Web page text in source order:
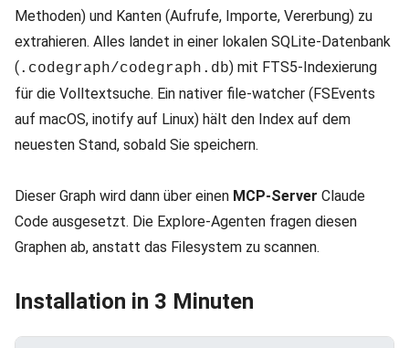
Methoden) und Kanten (Aufrufe, Importe, Vererbung) zu
extrahieren. Alles landet in einer lokalen SQLite-Datenbank
(.codegraph/codegraph.db) mit FTS5-Indexierung
für die Volltextsuche. Ein nativer file-watcher (FSEvents
auf macOS, inotify auf Linux) hält den Index auf dem
neuesten Stand, sobald Sie speichern.
Dieser Graph wird dann über einen MCP-Server Claude
Code ausgesetzt. Die Explore-Agenten fragen diesen
Graphen ab, anstatt das Filesystem zu scannen.
Installation in 3 Minuten